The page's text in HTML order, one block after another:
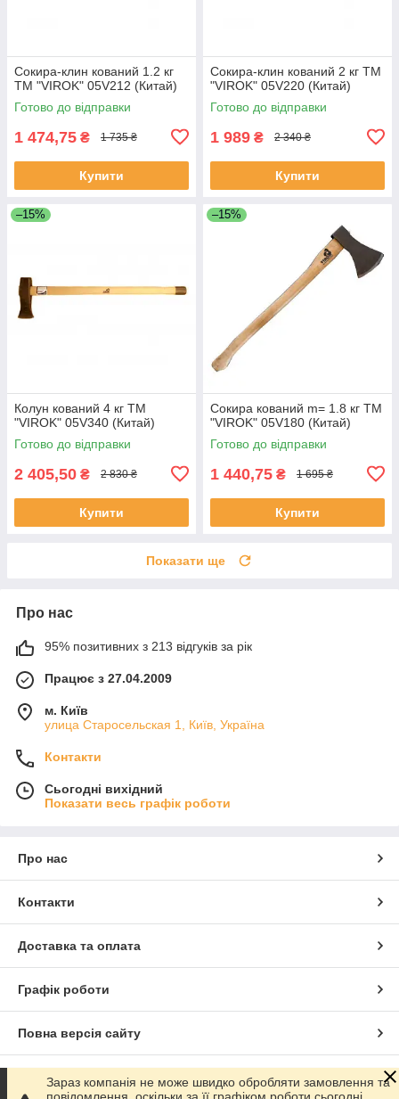
Сокира-клин кований 1.2 кг
ТМ "VIROK" 05V212 (Китай)
Готово до відправки
1 474,75 ₴ 1 735 ₴
Купити
Сокира-клин кований 2 кг ТМ
"VIROK" 05V220 (Китай)
Готово до відправки
1 989 ₴ 2 340 ₴
Купити
–15%
Колун кований 4 кг ТМ
"VIROK" 05V340 (Китай)
Готово до відправки
2 405,50 ₴ 2 830 ₴
Купити
–15%
Сокира кований m= 1.8 кг ТМ
"VIROK" 05V180 (Китай)
Готово до відправки
1 440,75 ₴ 1 695 ₴
Купити
Показати ще
Про нас
95% позитивних з 213 відгуків за рік
Працює з 27.04.2009
м. Київ
улица Старосельская 1, Київ, Україна
Контакти
Сьогодні вихідний
Показати весь графік роботи
Про нас
Контакти
Доставка та оплата
Графік роботи
Повна версія сайту
Сайт створено на маркетплейсі Prom.ua
Зараз компанія не може швидко обробляти замовлення та